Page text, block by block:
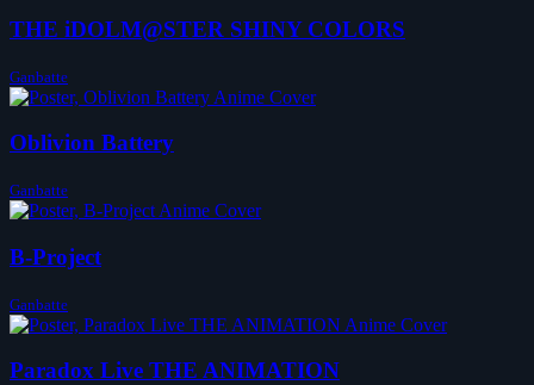
THE iDOLM@STER SHINY COLORS
Ganbatte
Oblivion Battery
Ganbatte
B-Project
Ganbatte
Paradox Live THE ANIMATION